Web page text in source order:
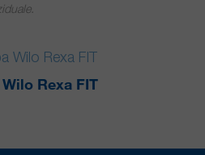
Rexa FIT